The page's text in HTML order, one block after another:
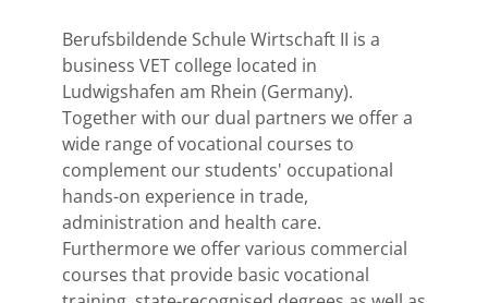
Berufsbildende Schule Wirtschaft II is a
business VET college located in
Ludwigshafen am Rhein (Germany).
Together with our dual partners we offer a
wide range of vocational courses to
complement our students' occupational
hands-on experience in trade,
administration and health care.
Furthermore we offer various commercial
courses that provide basic vocational